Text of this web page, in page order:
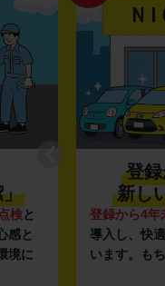
」
検と
感と
境に
登
新し
登録から4年
導入し、快
います。も